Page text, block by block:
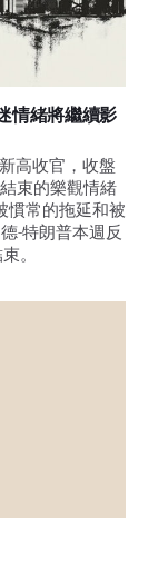
情緒將繼續影
高收官，收盤
束的樂觀情緒
慣常的拖延和被
-特朗普本週反
。